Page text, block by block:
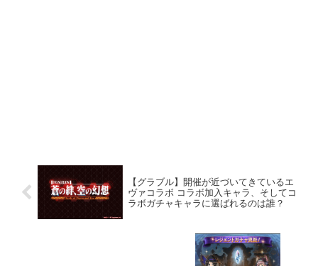
【グラブル】開催が近づいてきているエ
ヴァコラボ コラボ加入キャラ、そしてコ
ラボガチャキャラに選ばれるのは誰？